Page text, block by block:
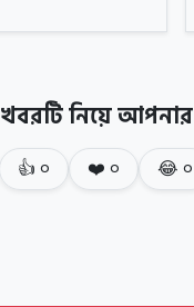
খবরটি নিয়ে আপনার
👍০ ❤️০ 😂০